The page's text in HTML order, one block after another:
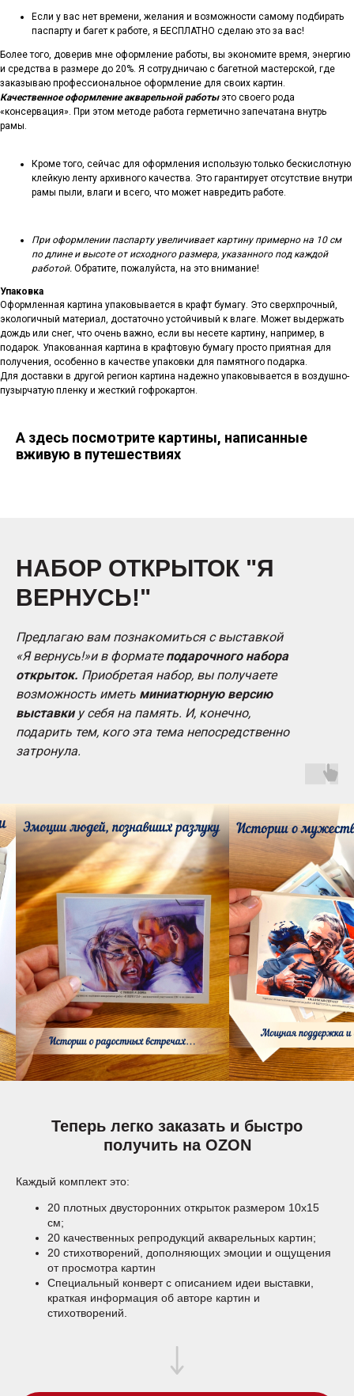
Если у вас нет времени, желания и возможности самому подбирать
паспарту и багет к работе, я БЕСПЛАТНО сделаю это за вас!
Более того, доверив мне оформление работы, вы экономите время, энергию
и средства в размере до 20%. Я сотрудничаю с багетной мастерской, где
заказываю профессиональное оформление для своих картин.
Качественное оформление акварельной работы это своего рода
«консервация». При этом методе работа герметично запечатана внутрь
рамы.
Кроме того, сейчас для оформления использую только бескислотную
клейкую ленту архивного качества. Это гарантирует отсутствие внутри
рамы пыли, влаги и всего, что может навредить работе.
При оформлении паспарту увеличивает картину примерно на 10 см
по длине и высоте от исходного размера, указанного под каждой
работой. Обратите, пожалуйста, на это внимание!
Упаковка
Оформленная картина упаковывается в крафт бумагу. Это сверхпрочный,
экологичный материал, достаточно устойчивый к влаге. Может выдержать
дождь или снег, что очень важно, если вы несете картину, например, в
подарок. Упакованная картина в крафтовую бумагу просто приятная для
получения, особенно в качестве упаковки для памятного подарка.
Для доставки в другой регион картина надежно упаковывается в воздушно-
пузырчатую пленку и жесткий гофрокартон.
А здесь посмотрите картины, написанные
вживую в путешествиях
НАБОР ОТКРЫТОК "Я
ВЕРНУСЬ!"
Предлагаю вам познакомиться с выставкой
«Я вернусь!»и в форматеподарочного набора
открыток. Приобретая набор, вы получаете
возможность иметь миниатюрную версию
выставкиу себя на память. И, конечно,
подарить тем, кого эта тема непосредственно
затронула.
Теперь легко заказать и быстро
получить на OZON
Каждый комплект это:
20 плотных двусторонних открыток размером 10х15
см;
20 качественных репродукций акварельных картин;
20 стихотворений, дополняющих эмоции и ощущения
от просмотра картин
Специальный конверт с описанием идеи выставки,
краткая информация об авторе картин и
стихотворений.